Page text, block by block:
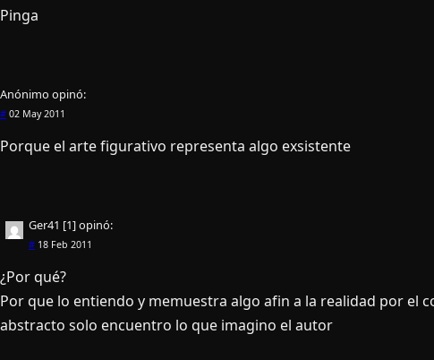
Pinga
Anónimo opinó:
# 02 May 2011
Porque el arte figurativo representa algo exsistente
Ger41 [1]opinó:
# 18 Feb 2011
¿Por qué?
Por que lo entiendo y memuestra algo afin a la realidad por el
abstracto solo encuentro lo que imagino el autor